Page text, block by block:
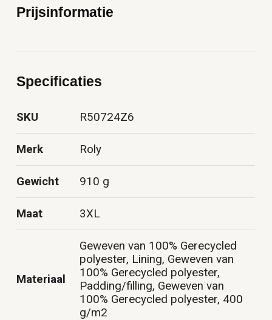
Prijsinformatie
Specificaties
SKU R50724Z6
Merk Roly
Gewicht 910 g
Maat 3XL
Materiaal
Geweven van 100% Gerecycled
polyester, Lining, Geweven van
100% Gerecycled polyester,
Padding/filling, Geweven van
100% Gerecycled polyester, 400
g/m2